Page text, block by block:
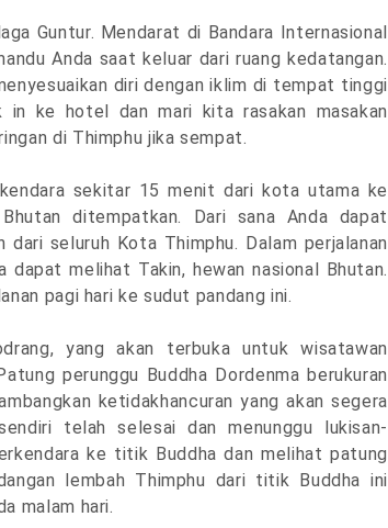
Guntur. Mendarat di Bandara Internasional
Anda saat keluar dari ruang kedatangan.
diri dengan iklim di tempat tinggi
in ke hotel dan mari kita rasakan masakan
di Thimphu jika sempat.
sekitar 15 menit dari kota utama ke
ditempatkan. Dari sana Anda dapat
dari seluruh Kota Thimphu. Dalam perjalanan
melihat Takin, hewan nasional Bhutan.
pagi hari ke sudut pandang ini.
yang akan terbuka untuk wisatawan
perunggu Buddha Dordenma berukuran
ketidakhancuran yang akan segera
telah selesai dan menunggu lukisan-
ke titik Buddha dan melihat patung
lembah Thimphu dari titik Buddha ini
malam hari.